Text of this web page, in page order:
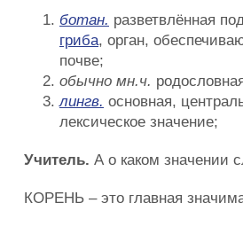
ботан. разветвлённая
гриба, орган,
почве;
обычно мн.ч.
лингв. основная,
лексическое значение;
Учитель. А о каком значении
КОРЕНЬ – это главная